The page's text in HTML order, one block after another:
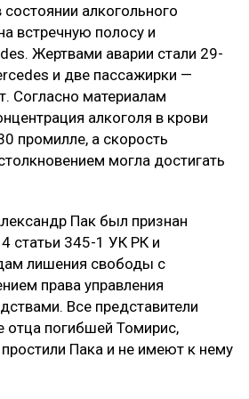
алкогольного
встречную полосу и
Жертвами аварии стали 29-
и две пассажирки —
Согласно материалам
алкоголя в крови
промилле, а скорость
могла достигать
Пак был признан
статьи 345-1 УК РК и
лишения свободы с
права управления
Все представители
отца погибшей Томирис,
простили Пака и не имеют к нему